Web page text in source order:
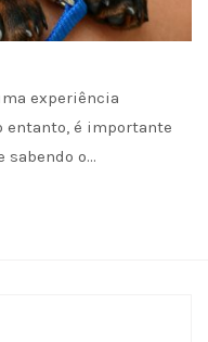
experiência
entanto, é importante
sabendo o…